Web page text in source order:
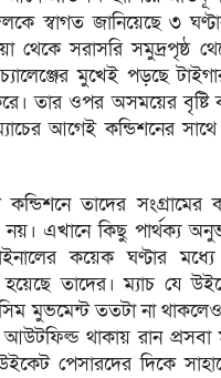
স্বাগত জানিয়েছে ৩
সরাসরি সমুদ্রপৃষ্ঠ
মুখেই পড়ছে
তার ওপর অসময়ের বৃষ্টি
আগেই কন্ডিশনের সাথে
তাদের সংগ্রামের
এখানে কিছু পার্থক্য
কয়েক ঘণ্টার
তাদের। ম্যাচ যে
মুভমেন্ট ততটা না
থাকায় রান প্রসবা
পেসারদের দিকে